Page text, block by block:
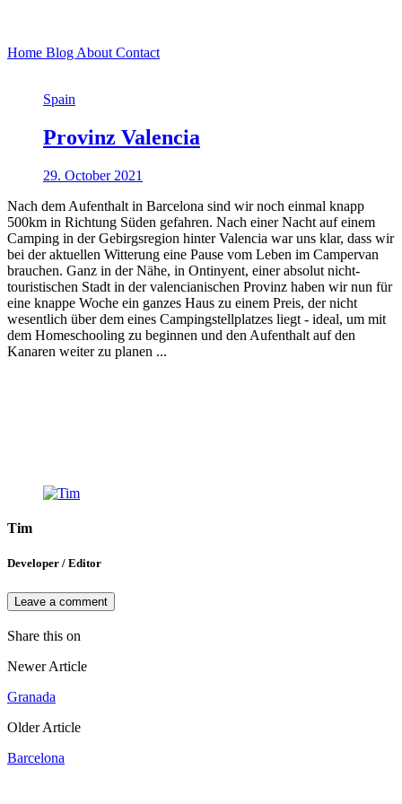
Home Blog About Contact
Spain
Provinz Valencia
29. October 2021
Nach dem Aufenthalt in Barcelona sind wir noch einmal knapp
500km in Richtung Süden gefahren. Nach einer Nacht auf einem
Camping in der Gebirgsregion hinter Valencia war uns klar, dass wir
bei der aktuellen Witterung eine Pause vom Leben im Campervan
brauchen. Ganz in der Nähe, in Ontinyent, einer absolut nicht-
touristischen Stadt in der valencianischen Provinz haben wir nun für
eine knappe Woche ein ganzes Haus zu einem Preis, der nicht
wesentlich über dem eines Campingstellplatzes liegt - ideal, um mit
dem Homeschooling zu beginnen und den Aufenthalt auf den
Kanaren weiter zu planen ...
Tim
Developer / Editor
Leave a comment
Share this on
Newer Article
Granada
Older Article
Barcelona